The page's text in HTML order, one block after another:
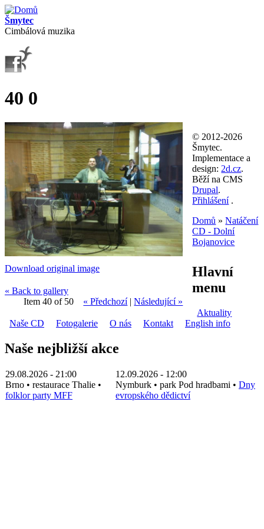
Přejít k hlavnímu obsahu
Šmytec
Cimbálová muzika
40 0
Download original image
« Back to gallery
Item 40 of 50
« Předchozí|Následující »
© 2012-2026
Šmytec.
Implementace a
design: 2d.cz.
Běží na CMS
Drupal.
Přihlášení.
Jste zde
Domů »Natáčení
CD - Dolní
Bojanovice
Hlavní
menu
Aktuality
Naše CD
Fotogalerie O nás Kontakt English info
Naše nejbližší akce
29.08.2026 - 21:00
Brno • restaurace Thalie •
folklor party MFF
12.09.2026 - 12:00
Nymburk • park Pod hradbami • Dny
evropského dědictví